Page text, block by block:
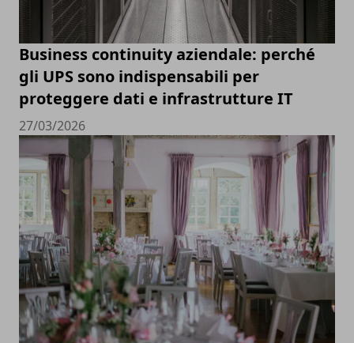
Business continuity aziendale: perché
gli UPS sono indispensabili per
proteggere dati e infrastrutture IT
27/03/2026